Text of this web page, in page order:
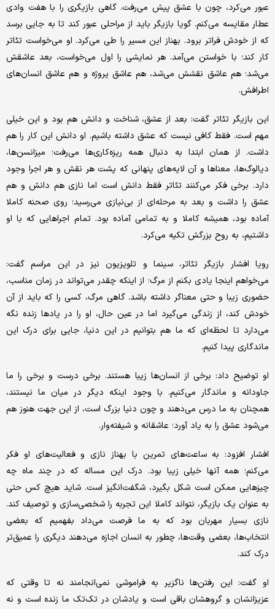
عبور می‌کرد، چون با عشق پیش می‌رفت. گاهی بازیگری را با هفت وادی
عطار مقایسه می‌کنم. گویا بازیگر باید از مراحلی عبور کند تا به جایی برسد
که از خودش فراتر برود. بهناز این مسیر را طی می‌کرد. او می‌خواست تئاتر
کار کند؛ با خواستن می‌آمد. هر نمایشی را اول می‌خواست، بعد عاشقش
می‌شد؛ هم عاشق نقشش می‌شد، هم عاشق پروژه و هم عاشق انسان‌های
اطرافش.
این بازیگر تئاتر گفت: بعد از عشق، شناخت و دانش هم بود و این خیلی
مهم است. فقط کافی نیست که عشق داشته باشیم. او دانش این کار را هم
داشت. از همان ابتدا به دنبال همه ریزه‌کاری‌ها می‌رفت؛ میزانسن‌ها،
دیالوگ‌ها، معناها و آن لایه‌های پنهانی که پشت هر نقش و هر اجرا وجود
دارد. برخی فکر می‌کنند تئاتر فقط دانش است اما نازی هم دانش و هم
عشق را داشت و بعد به مرحله‌ای از بی‌نیازی می‌رسید؛ روی صحنه کاملا
آماده بود، همیشه کاملا و به‌ تمامی آماده بود. تمام اجراهایی که با او
داشتیم، به روح بزرگش تکیه می‌کرد.
رویا افشار بازیگر تئاتر، سینما و تلویزیون نیز در این مراسم گفت:
می‌خواهم اینجا یادی بکنم از مرگ؛ از اینکه چقدر می‌تواند در زمان مناسب،
حضوری زیبا و حتی معناگر داشته باشد. گاهی مرگ، کسی را که باید از آن
خودش کند، از زندگی می‌گیرد اما در عین حال، او را در یادها زنده نگه
می‌دارد تا لحظه‌ای که ما هم بتوانیم در این دنیا، جایی برای درک این
ماندگاری پیدا کنیم.
او توضیح داد: برخی از انسان‌ها زیبا هستند. برخی درست و برخی را ما
جاودانه و ماندگار می‌کنیم. با وجود اینکه دیگر در میان ما نیستند،
همچنان به ما درس می‌دهند و چون دنیا بزرگ است، از این جهت هنوز هم
می‌شود عشق را به یاد آورد؛ عاشقانه و شیفته‌وار.
افشار افزود: به ساعت‌های تمرین با بهناز نازی و فعالیت‌های او فکر
می‌کنم؛ همه‌ آنها خیلی زیبا بود. درک این مساله که در چند ماه چه
چیزهایی ممکن است شکل بگیرد، شگفت‌انگیز است. شاید هیچ‌ کس حتی
به عنوان یک بازیگر، نتواند کاملا این تجربه را شخصی‌سازی و توصیف کند.
نازی بسیار مهربان بود که به ما فرصت می‌داد بفهمیم که بعضی
انتخاب‌ها، بعضی وقت‌ها، چطور به انسان اجازه می‌دهند دیگری را عمیق‌تر
درک کند.
او گفت: این رفتن‌ها ناگزیر به فراموشی نمی‌انجامند نه تا وقتی که
عزیزانشان و گروهشان باقی است و یادشان در تک‌تک ما زنده است و نه